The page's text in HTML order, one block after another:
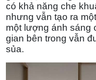
có khả năng che
nhưng vẫn tạo ra
một lượng ánh sáng
gian bên trong vẫn
sủa.